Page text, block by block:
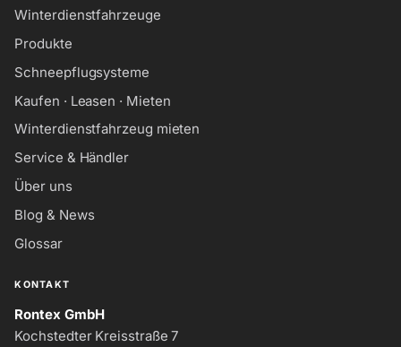
Winterdienstfahrzeuge
Produkte
Schneepflugsysteme
Kaufen · Leasen · Mieten
Winterdienstfahrzeug mieten
Service & Händler
Über uns
Blog & News
Glossar
KONTAKT
Rontex GmbH
Kochstedter Kreisstraße 7